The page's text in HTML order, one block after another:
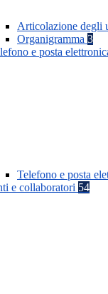
Articolazione degli
Organigramma 3
e posta
Telefono e posta
e collaboratori 54